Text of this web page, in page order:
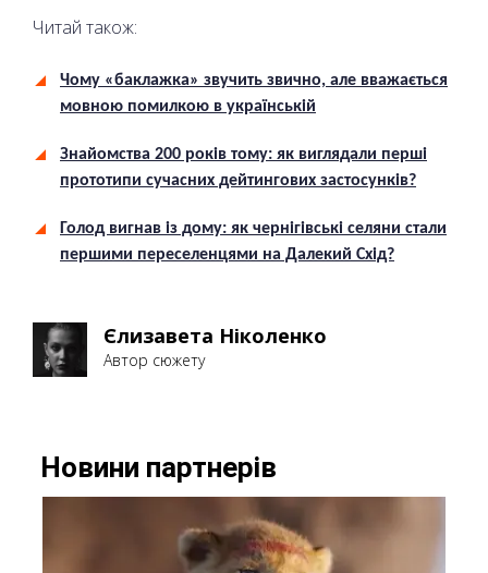
Читай також:
Чому «баклажка» звучить звично, але вважається
мовною помилкою в українській
Знайомства 200 років тому: як виглядали перші
прототипи сучасних дейтингових застосунків?
Голод вигнав із дому: як чернігівські селяни стали
першими переселенцями на Далекий Схід?
Єлизавета Ніколенко
Автор сюжету